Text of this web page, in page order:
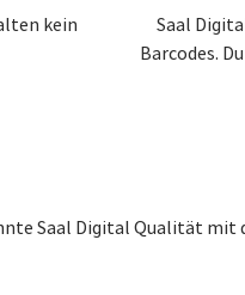
kein
Saal
Barcodes.
Saal Digital Qualität mit